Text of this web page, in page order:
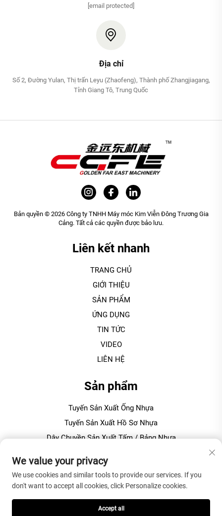
[email protected]
Địa chỉ
Số 2, Đường Yulan, Thị trấn Leyu (Zhaofeng), Thành phố Zhangjiagang,
Tỉnh Giang Tô, Trung Quốc
Bản quyền © 2026 Công ty TNHH Máy móc Kim Viễn Đông Trương Gia
Cảng. Tất cả các quyền được bảo lưu.
Liên kết nhanh
TRANG CHỦ
GIỚI THIỆU
SẢN PHẨM
ỨNG DỤNG
TIN TỨC
VIDEO
LIÊN HỆ
Sản phẩm
Tuyến Sản Xuất Ống Nhựa
Tuyến Sản Xuất Hồ Sơ Nhựa
Dây Chuyền Sản Xuất Tấm / Bảng Nhựa
VỀ CÔNG TY
Chính sách Bảo mật
We value your privacy
We use cookies and similar tools to provide our services. If you
don't want to accept all cookies, click Personalize cookies.
Accept all